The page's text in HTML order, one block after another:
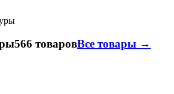
566 товаровВсе товары →